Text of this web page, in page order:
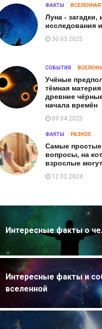
ФАКТЫ ВСЕЛЕННАЯ
Луна - загадки,
исследования
30.03.2025
СОБЫТИЯ
Учёные
тёмная
древние
начала времён
09.04.2025
ФАКТЫ РАЗНОЕ
Самые простые
вопросы, на
взрослые
12.02.2024
Интересные факты о
Интересные факты и
вселенной